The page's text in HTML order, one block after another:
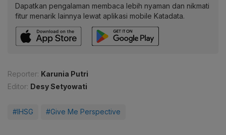
Dapatkan pengalaman membaca lebih nyaman dan nikmati
fitur menarik lainnya lewat aplikasi mobile Katadata.
Reporter: Karunia Putri
Editor: Desy Setyowati
#IHSG #Give Me Perspective